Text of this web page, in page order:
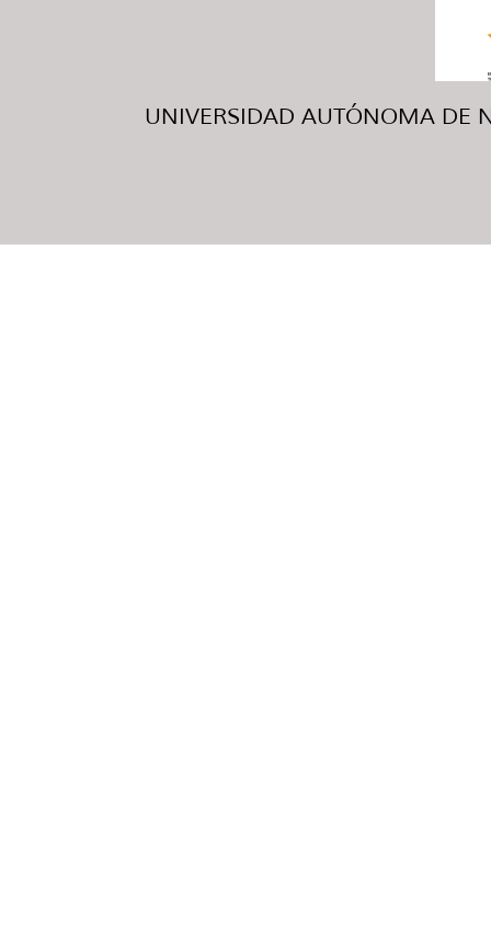
UNIVERSIDAD AUTÓNOMA DE